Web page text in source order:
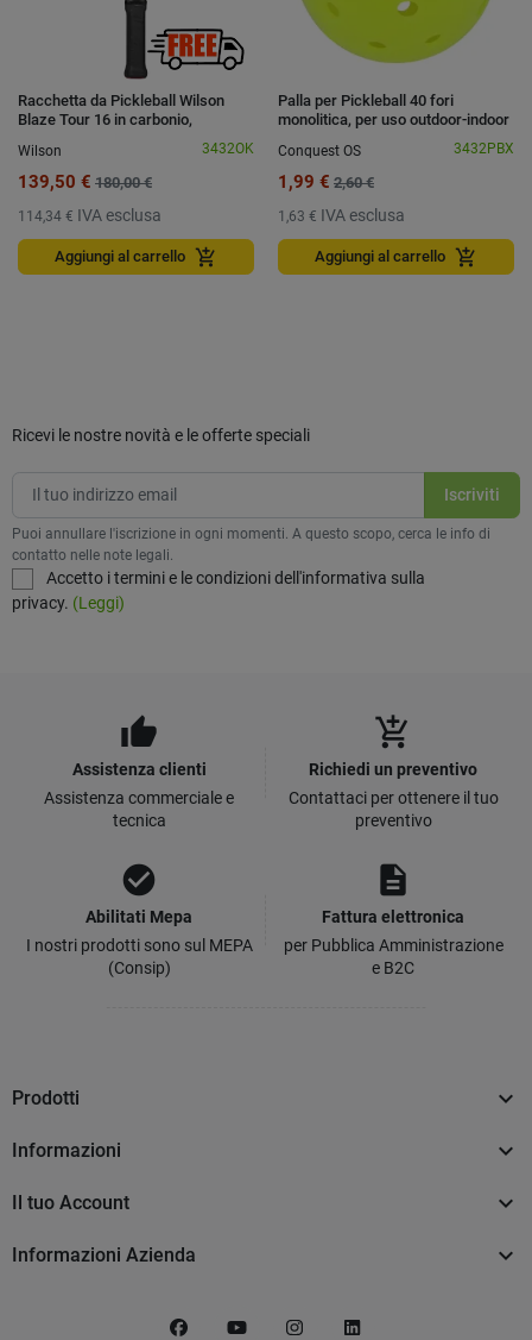
Racchetta da Pickleball Wilson
Blaze Tour 16 in carbonio,
Wilson 3432OK
139,50 € 180,00 €
114,34 € IVA esclusa
Aggiungi al carrello add_shopping_cart
Palla per Pickleball 40 fori
monolitica, per uso outdoor-indoor
Conquest OS
3432PBX
1,99 € 2,60 €
1,63 € IVA esclusa
Aggiungi al carrello add_shopping_cart
Ricevi le nostre novità e le offerte speciali
Puoi annullare l'iscrizione in ogni momenti. A questo scopo, cerca le info di
contatto nelle note legali.
Accetto i termini e le condizioni dell'informativa sulla
privacy. (Leggi)
thumb_up
Assistenza clienti
Assistenza commerciale e
tecnica
add_shopping_cart
Richiedi un preventivo
Contattaci per ottenere il tuo
preventivo
check_circle
Abilitati Mepa
I nostri prodotti sono sul MEPA
(Consip)
description
Fattura elettronica
per Pubblica Amministrazione
e B2C
Prodotti 
Informazioni 
Il tuo Account 
Informazioni Azienda 